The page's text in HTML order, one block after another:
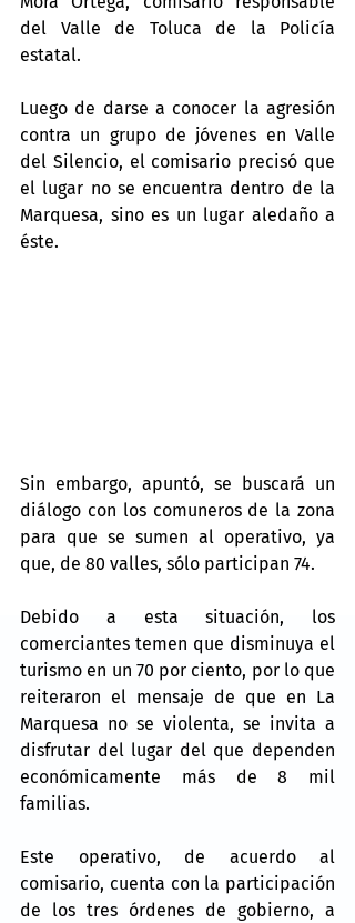
del Valle de Toluca de la Policía
estatal.
Luego de darse a conocer la agresión
contra un grupo de jóvenes en Valle
del Silencio, el comisario precisó que
el lugar no se encuentra dentro de la
Marquesa, sino es un lugar aledaño a
éste.
Sin embargo, apuntó, se buscará un
diálogo con los comuneros de la zona
para que se sumen al operativo, ya
que, de 80 valles, sólo participan 74.
Debido a esta situación, los
comerciantes temen que disminuya el
turismo en un 70 por ciento, por lo que
reiteraron el mensaje de que en La
Marquesa no se violenta, se invita a
disfrutar del lugar del que dependen
económicamente más de 8 mil
familias.
Este operativo, de acuerdo al
comisario, cuenta con la participación
de los tres órdenes de gobierno, a